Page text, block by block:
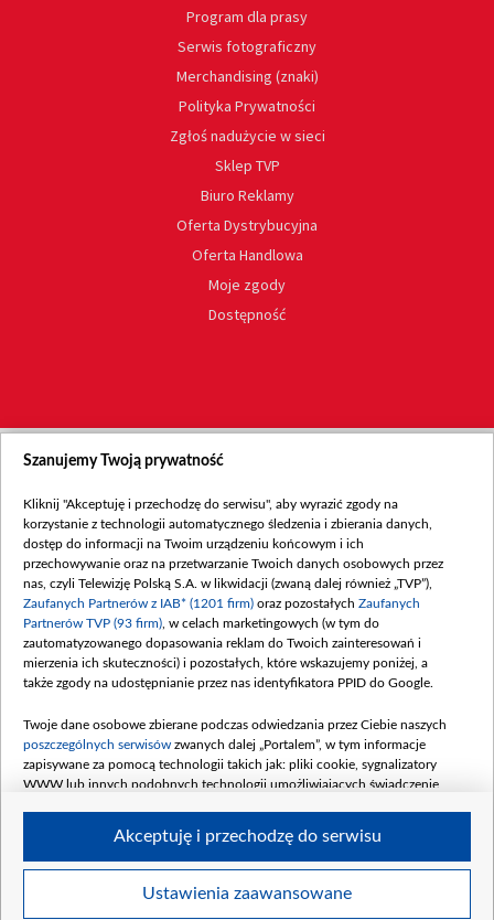
Program dla prasy
Serwis fotograficzny
Merchandising (znaki)
Polityka Prywatności
Zgłoś nadużycie w sieci
Sklep TVP
Biuro Reklamy
Oferta Dystrybucyjna
Oferta Handlowa
Moje zgody
Dostępność
Szanujemy Twoją prywatność
Kliknij "Akceptuję i przechodzę do serwisu", aby wyrazić zgody na
korzystanie z technologii automatycznego śledzenia i zbierania danych,
dostęp do informacji na Twoim urządzeniu końcowym i ich
przechowywanie oraz na przetwarzanie Twoich danych osobowych przez
nas, czyli Telewizję Polską S.A. w likwidacji (zwaną dalej również „TVP”),
Zaufanych Partnerów z IAB* (1201 firm) oraz pozostałych Zaufanych
Partnerów TVP (93 firm) , w celach marketingowych (w tym do
zautomatyzowanego dopasowania reklam do Twoich zainteresowań i
mierzenia ich skuteczności) i pozostałych, które wskazujemy poniżej, a
także zgody na udostępnianie przez nas identyfikatora PPID do Google.
Twoje dane osobowe zbierane podczas odwiedzania przez Ciebie naszych
poszczególnych serwisów zwanych dalej „Portalem”, w tym informacje
zapisywane za pomocą technologii takich jak: pliki cookie, sygnalizatory
WWW lub innych podobnych technologii umożliwiających świadczenie
Twoje dane osobowe zbierane podczas odwiedzania przez Ciebie
Ustawienia zaawansowane
Akceptuję i przechodzę do serwisu